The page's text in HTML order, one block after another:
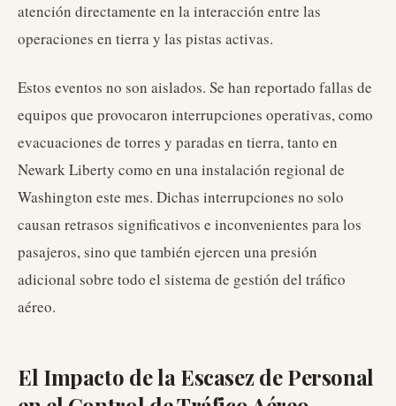
atención directamente en la interacción entre las
operaciones en tierra y las pistas activas.
Estos eventos no son aislados. Se han reportado fallas de
equipos que provocaron interrupciones operativas, como
evacuaciones de torres y paradas en tierra, tanto en
Newark Liberty como en una instalación regional de
Washington este mes. Dichas interrupciones no solo
causan retrasos significativos e inconvenientes para los
pasajeros, sino que también ejercen una presión
adicional sobre todo el sistema de gestión del tráfico
aéreo.
El Impacto de la Escasez de Personal